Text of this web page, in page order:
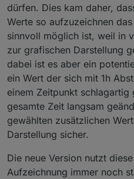
dürfen. Dies kam daher,
Werte so aufzuzeichnen
sinnvoll möglich ist, weil in
zur grafischen Darstellung
dabei ist es aber ein
ein Wert der sich mit 1h
einem Zeitpunkt
gesamte Zeit langsam
gewählten zusätzlichen
Darstellung sicher.
Die neue Version nutzt
Aufzeichnung immer noch